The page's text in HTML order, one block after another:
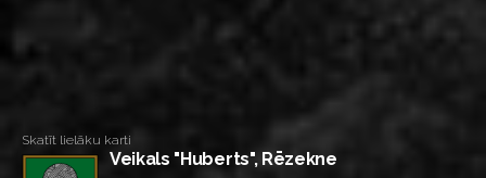
Skatīt lielāku karti
Veikals "Huberts", Rēzekne